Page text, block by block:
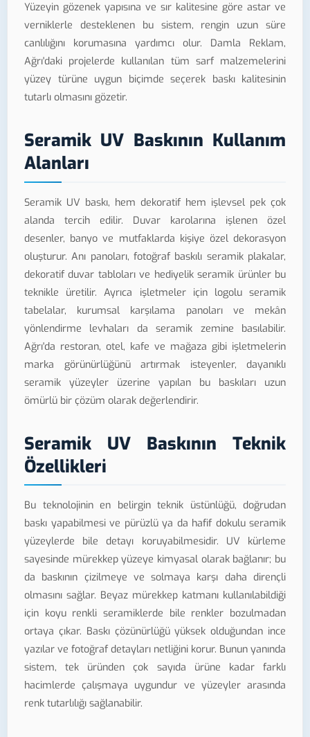
Yüzeyin gözenek yapısına ve sır kalitesine göre astar ve
verniklerle desteklenen bu sistem, rengin uzun süre
canlılığını korumasına yardımcı olur. Damla Reklam,
Ağrı'daki projelerde kullanılan tüm sarf malzemelerini
yüzey türüne uygun biçimde seçerek baskı kalitesinin
tutarlı olmasını gözetir.
Seramik UV Baskının Kullanım
Alanları
Seramik UV baskı, hem dekoratif hem işlevsel pek çok
alanda tercih edilir. Duvar karolarına işlenen özel
desenler, banyo ve mutfaklarda kişiye özel dekorasyon
oluşturur. Anı panoları, fotoğraf baskılı seramik plakalar,
dekoratif duvar tabloları ve hediyelik seramik ürünler bu
teknikle üretilir. Ayrıca işletmeler için logolu seramik
tabelalar, kurumsal karşılama panoları ve mekân
yönlendirme levhaları da seramik zemine basılabilir.
Ağrı'da restoran, otel, kafe ve mağaza gibi işletmelerin
marka görünürlüğünü artırmak isteyenler, dayanıklı
seramik yüzeyler üzerine yapılan bu baskıları uzun
ömürlü bir çözüm olarak değerlendirir.
Seramik UV Baskının Teknik
Özellikleri
Bu teknolojinin en belirgin teknik üstünlüğü, doğrudan
baskı yapabilmesi ve pürüzlü ya da hafif dokulu seramik
yüzeylerde bile detayı koruyabilmesidir. UV kürleme
sayesinde mürekkep yüzeye kimyasal olarak bağlanır; bu
da baskının çizilmeye ve solmaya karşı daha dirençli
olmasını sağlar. Beyaz mürekkep katmanı kullanılabildiği
için koyu renkli seramiklerde bile renkler bozulmadan
ortaya çıkar. Baskı çözünürlüğü yüksek olduğundan ince
yazılar ve fotoğraf detayları netliğini korur. Bunun yanında
sistem, tek üründen çok sayıda ürüne kadar farklı
hacimlerde çalışmaya uygundur ve yüzeyler arasında
renk tutarlılığı sağlanabilir.